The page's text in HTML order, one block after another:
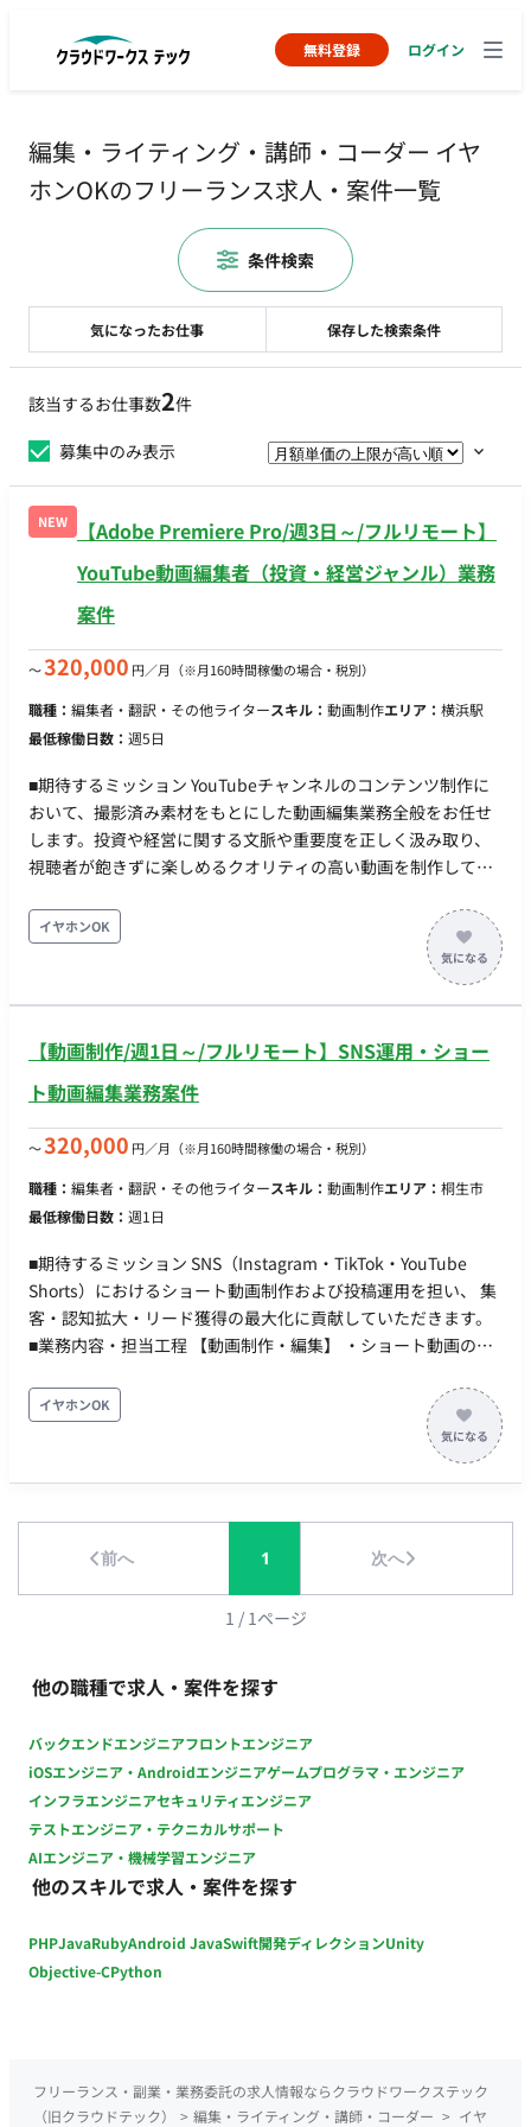
無料登録 ログイン
編集・ライティング・講師・コーダー イヤ
ホンOKのフリーランス求人・案件一覧
該当するお仕事数2件
募集中のみ表示
NEW
【Adobe Premiere Pro/週3日～/フルリモート】
YouTube動画編集者（投資・経営ジャンル）業務
案件
〜320,000 円／月 （※月160時間稼働の場合・税別）
職種： 編集者・翻訳・その他ライタースキル： 動画制作エリア： 横浜駅
最低稼働日数： 週5日
■期待するミッション YouTubeチャンネルのコンテンツ制作に
おいて、撮影済み素材をもとにした動画編集業務全般をお任せ
します。投資や経営に関する文脈や重要度を正しく汲み取り、
視聴者が飽きずに楽しめるクオリティの高い動画を制作してい
る撮影データ（MP4形式）をもとに、以下の動画編集作業を担
当していただきます。 ・メイン動画（週1本程度）およびショ
ート動画（週3本程度）の編集 ・カット作業、テロップ挿入、
効果音・BGMの追加 ・話している内容に合わせた参考映像や画
構成の工夫 ■参考動画 先方希望参考動画をご確認していただき
まして、対応可能かご確認ください。 メイン ・
https://youtu.be/xHU5MHuUSKI?si=94dF7G8NFX7_IwYn ショ
https://www.instagram.com/reel/DbYEHEhBrm3/?
utm_source=ig_web_copy_link&igsh=MzRlODBiNWFlZA==
・動画編集（本募集）：1名 ■開発環境 ・プログラミング：
Adobe Premiere Pro ■働き方 ・稼働量：週5日 ・リモート稼
働：フルリモート ・フレックス稼働：可能
イヤホンOK
【動画制作/週1日～/フルリモート】SNS運用・ショー
ト動画編集業務案件
〜320,000 円／月 （※月160時間稼働の場合・税別）
職種： 編集者・翻訳・その他ライタースキル： 動画制作エリア： 桐生市
最低稼働日数： 週1日
■期待するミッション SNS（Instagram・TikTok・YouTube
Shorts）におけるショート動画制作および投稿運用を担い、 集
客・認知拡大・リード獲得の最大化に貢献していただきます。
■業務内容・担当工程 【動画制作・編集】 ・ショート動画の撮
集業務 【SNS運用・投稿】 ・Instagram / TikTok / YouTube
Shortsへの投稿対応 ・投稿文作成・ハッシュタグ設計 ■働き方
能
イヤホンOK
前へ 1 次へ
1 / 1ページ
他の職種で求人・案件を探す
バックエンドエンジニアフロントエンジニア
iOSエンジニア・Androidエンジニアゲームプログラマ・エンジニア
インフラエンジニアセキュリティエンジニア
テストエンジニア・テクニカルサポート
AIエンジニア・機械学習エンジニア
他のスキルで求人・案件を探す
PHPJavaRubyAndroid JavaSwift開発ディレクションUnity
Objective-CPython
気になったお仕事 保存した検索条件
条件検索
フリーランス・副業・業務委託の求人情報ならクラウドワークステック
（旧クラウドテック）
> 編集・ライティング・講師・コーダー > イヤ